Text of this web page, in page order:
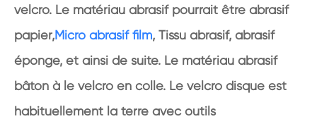
velcro. Le matériau abrasif pourrait être abrasif
papier,Micro abrasif film, Tissu abrasif, abrasif
éponge, et ainsi de suite. Le matériau abrasif
bâton à le velcro en colle. Le velcro disque est
habituellement la terre avec outils